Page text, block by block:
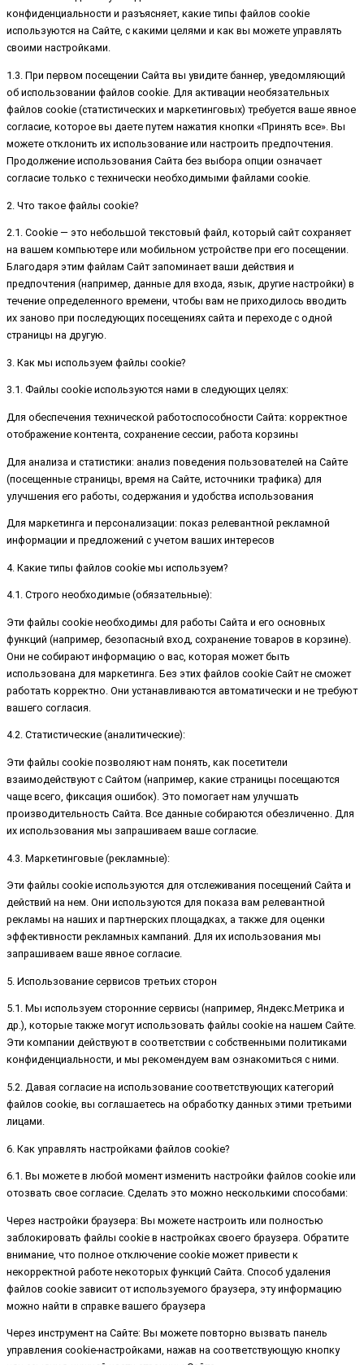
конфиденциальности и разъясняет, какие типы файлов cookie
используются на Сайте, с какими целями и как вы можете управлять
своими настройками.
1.3. При первом посещении Сайта вы увидите баннер, уведомляющий
об использовании файлов cookie. Для активации необязательных
файлов cookie (статистических и маркетинговых) требуется ваше явное
согласие, которое вы даете путем нажатия кнопки «Принять все». Вы
можете отклонить их использование или настроить предпочтения.
Продолжение использования Сайта без выбора опции означает
согласие только с технически необходимыми файлами cookie.
2. Что такое файлы cookie?
2.1. Cookie — это небольшой текстовый файл, который сайт сохраняет
на вашем компьютере или мобильном устройстве при его посещении.
Благодаря этим файлам Сайт запоминает ваши действия и
предпочтения (например, данные для входа, язык, другие настройки) в
течение определенного времени, чтобы вам не приходилось вводить
их заново при последующих посещениях сайта и переходе с одной
страницы на другую.
3. Как мы используем файлы cookie?
3.1. Файлы cookie используются нами в следующих целях:
Для обеспечения технической работоспособности Сайта: корректное
отображение контента, сохранение сессии, работа корзины
Для анализа и статистики: анализ поведения пользователей на Сайте
(посещенные страницы, время на Сайте, источники трафика) для
улучшения его работы, содержания и удобства использования
Для маркетинга и персонализации: показ релевантной рекламной
информации и предложений с учетом ваших интересов
4. Какие типы файлов cookie мы используем?
4.1. Строго необходимые (обязательные):
Эти файлы cookie необходимы для работы Сайта и его основных
функций (например, безопасный вход, сохранение товаров в корзине).
Они не собирают информацию о вас, которая может быть
использована для маркетинга. Без этих файлов cookie Сайт не сможет
работать корректно. Они устанавливаются автоматически и не требуют
вашего согласия.
4.2. Статистические (аналитические):
Эти файлы cookie позволяют нам понять, как посетители
взаимодействуют с Сайтом (например, какие страницы посещаются
чаще всего, фиксация ошибок). Это помогает нам улучшать
производительность Сайта. Все данные собираются обезличенно. Для
их использования мы запрашиваем ваше согласие.
4.3. Маркетинговые (рекламные):
Эти файлы cookie используются для отслеживания посещений Сайта и
действий на нем. Они используются для показа вам релевантной
рекламы на наших и партнерских площадках, а также для оценки
эффективности рекламных кампаний. Для их использования мы
запрашиваем ваше явное согласие.
5. Использование сервисов третьих сторон
5.1. Мы используем сторонние сервисы (например, Яндекс.Метрика и
др.), которые также могут использовать файлы cookie на нашем Сайте.
Эти компании действуют в соответствии с собственными политиками
конфиденциальности, и мы рекомендуем вам ознакомиться с ними.
5.2. Давая согласие на использование соответствующих категорий
файлов cookie, вы соглашаетесь на обработку данных этими третьими
лицами.
6. Как управлять настройками файлов cookie?
6.1. Вы можете в любой момент изменить настройки файлов cookie или
отозвать свое согласие. Сделать это можно несколькими способами:
Через настройки браузера: Вы можете настроить или полностью
заблокировать файлы cookie в настройках своего браузера. Обратите
внимание, что полное отключение cookie может привести к
некорректной работе некоторых функций Сайта. Способ удаления
файлов cookie зависит от используемого браузера, эту информацию
можно найти в справке вашего браузера
Через инструмент на Сайте: Вы можете повторно вызвать панель
управления cookie-настройками, нажав на соответствующую кнопку